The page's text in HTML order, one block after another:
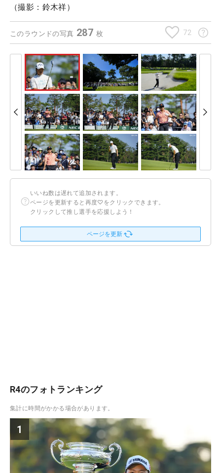
（撮影：鈴木祥）
このラウンドの写真 287 枚 72
いいね数は遅れて追加されます。
ページを更新すると再度♡をクリックできます。
クリックして推し選手を応援しよう！
ページを更新
R4のフォトランキング
集計に時間がかかる場合があります。
1